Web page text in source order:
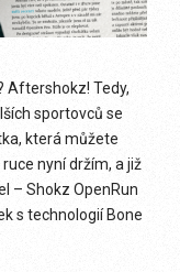
Aftershokz! Tedy,
sportovců se
která můžete
nyní držím, a již
– Shokz OpenRun
s technologií Bone